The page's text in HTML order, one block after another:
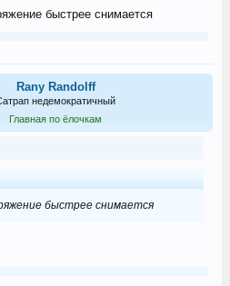
быстрее снимается
Rany Randolff
недемократичный
Главная по ёлочкам
быстрее снимается